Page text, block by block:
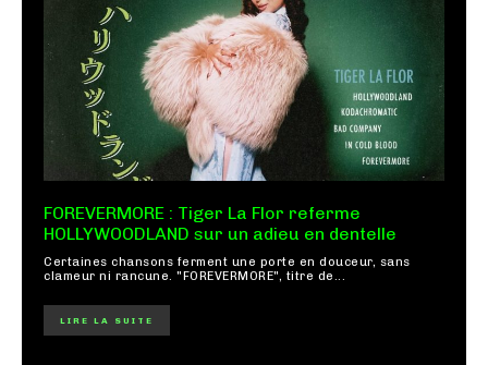
FOREVERMORE : Tiger La Flor referme
HOLLYWOODLAND sur un adieu en dentelle
Certaines chansons ferment une porte en douceur, sans
clameur ni rancune. "FOREVERMORE", titre de...
LIRE LA SUITE